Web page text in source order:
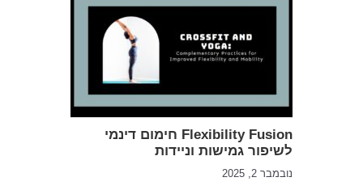
Flexibility Fusion חימום דינמי
לשיפור גמישות וניידות
נובמבר 2, 2025